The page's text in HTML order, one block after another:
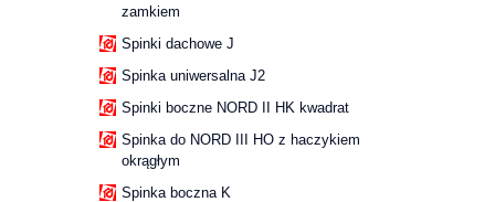
zamkiem
Spinki dachowe J
Spinka uniwersalna J2
Spinki boczne NORD II HK kwadrat
Spinka do NORD III HO z haczykiem
okrągłym
Spinka boczna K